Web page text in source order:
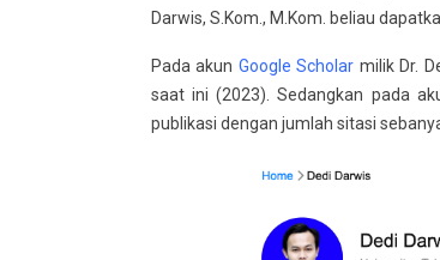
Darwis, S.Kom., M.Kom. beliau
Pada akun Google Scholar milik Dr.
saat ini (2023). Sedangkan pada
publikasi dengan jumlah sitasi